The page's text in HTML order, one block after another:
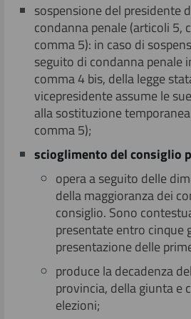
sospensione del presidente
condanna penale (articoli 5,
comma 5): in caso di
seguito di condanna penale
comma 4 bis, della legge
vicepresidente assume le
alla sostituzione
comma 5);
scioglimento del consiglio
opera a seguito delle
della maggioranza dei
consiglio. Sono
presentate entro cinque
presentazione delle
produce la decadenza
provincia, della giunta e
elezioni;